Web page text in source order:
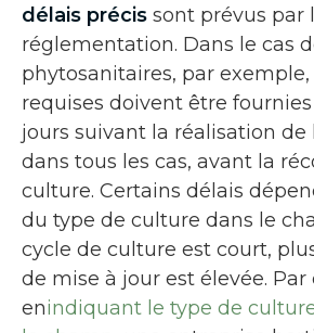
délais précis sont prévus par
réglementation. Dans le cas
phytosanitaires, par
requises doivent être
jours suivant la réalisation de
dans tous les cas, avant la
culture. Certains délais
du type de culture dans le
cycle de culture est court,
de mise à jour est élevée. Par
enindiquant le type de